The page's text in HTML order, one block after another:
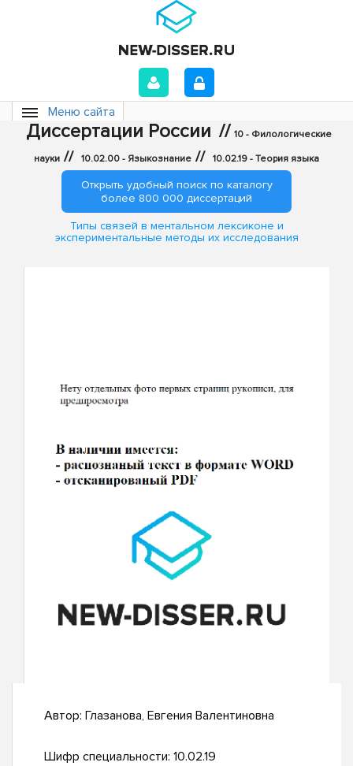
Меню сайта
Диссертации России // 10 - Филологические
науки // 10.02.00 - Языкознание // 10.02.19 - Теория языка
Открыть удобный поиск по каталогу
более 800 000 диссертаций
Типы связей в ментальном лексиконе и
экспериментальные методы их исследования
Автор: Глазанова, Евгения Валентиновна
Шифр специальности: 10.02.19